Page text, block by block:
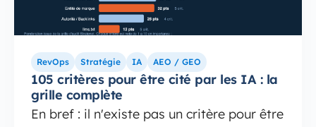
RevOps Stratégie IA AEO / GEO
105 critères pour être cité par les IA : la
grille complète
En bref : il n'existe pas un critère pour être